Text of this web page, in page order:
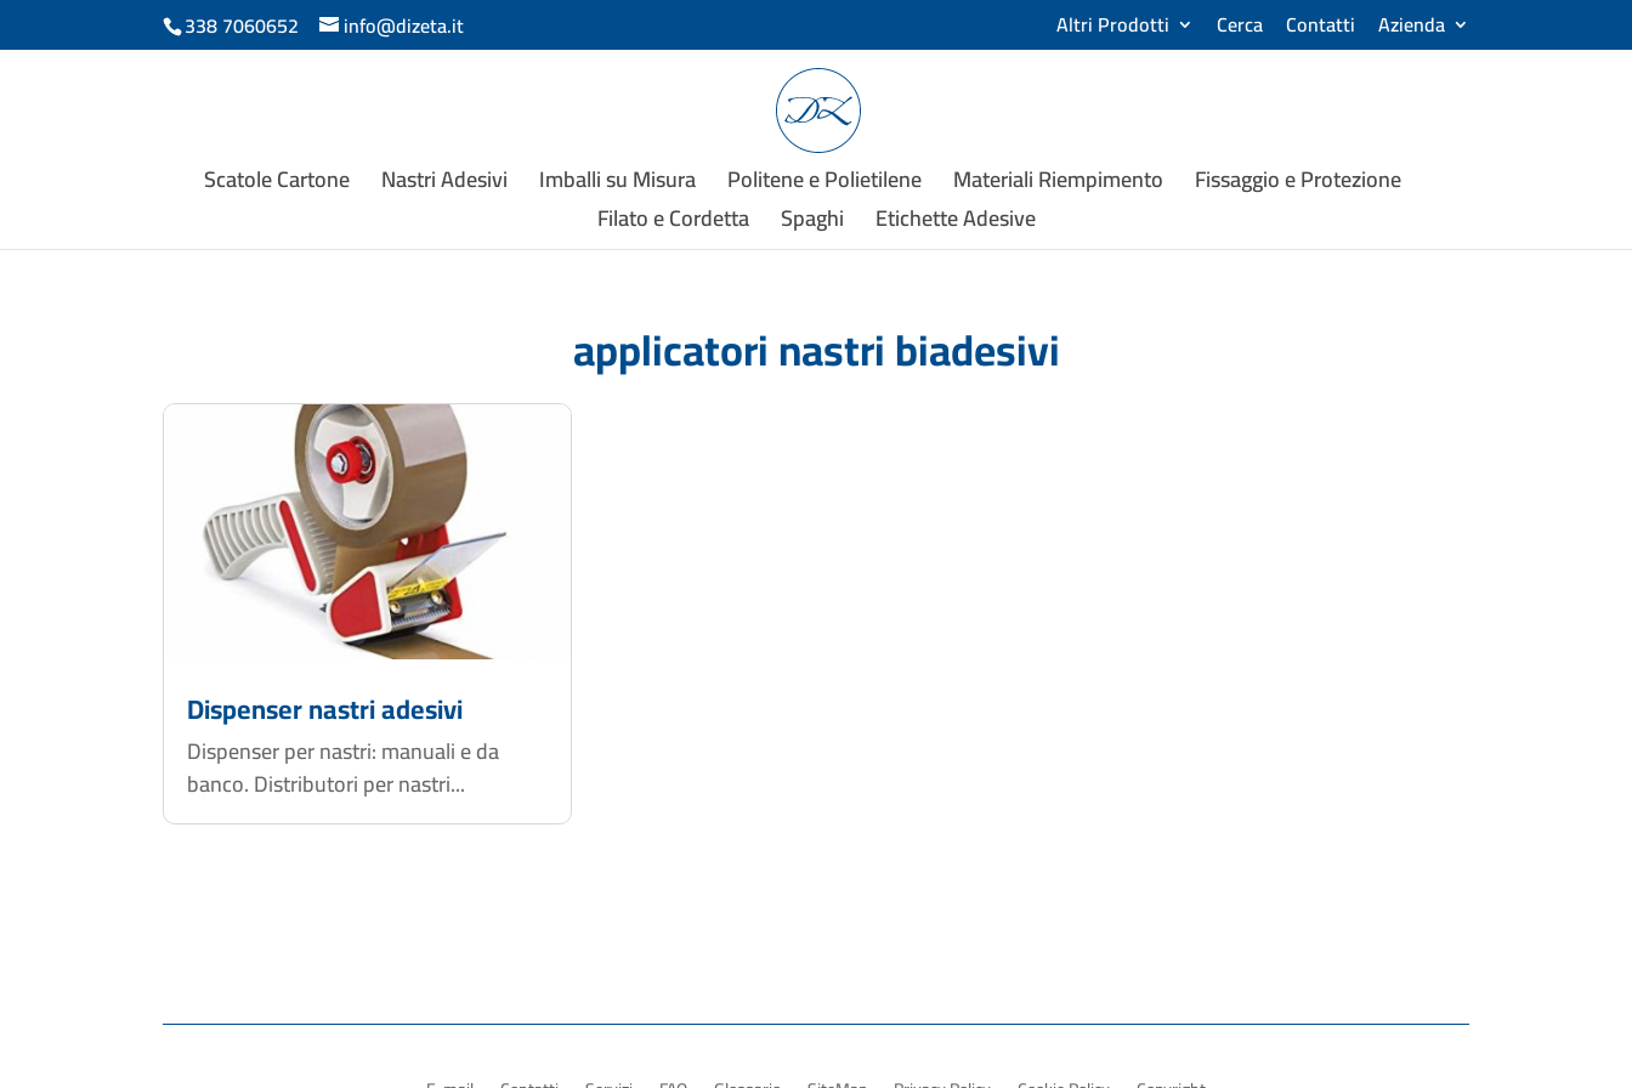
338 7060652 info@dizeta.it Altri Prodotti Cerca Contatti Azienda
Scatole Cartone Nastri Adesivi Imballi su Misura Politene e Polietilene Materiali Riempimento
Fissaggio e Protezione
Filato e Cordetta
Spaghi Etichette Adesive
applicatori nastri biadesivi
Dispenser nastri adesivi
Dispenser per nastri: manuali e da
banco. Distributori per nastri...